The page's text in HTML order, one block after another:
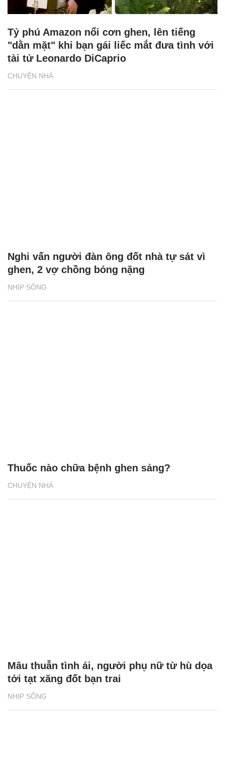
CHUYỆN NHÀ
Tỷ phú Amazon nổi cơn ghen, lên tiếng
"dằn mặt" khi bạn gái liếc mắt đưa tình với
tài tử Leonardo DiCaprio
NHỊP SỐNG
Nghi vấn người đàn ông đốt nhà tự sát vì
ghen, 2 vợ chồng bỏng nặng
CHUYỆN NHÀ
Thuốc nào chữa bệnh ghen sảng?
NHỊP SỐNG
Mâu thuẫn tình ái, người phụ nữ từ hù dọa
tới tạt xăng đốt bạn trai